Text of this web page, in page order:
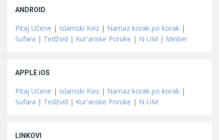
ANDROID
Pitaj Učene | Islamski Kviz | Namaz korak po korak |
Sufara | Tedžvid | Kur'anske Poruke | N-UM | Minber
APPLE iOS
Pitaj Učene | Islamski Kviz | Namaz korak po korak |
Sufara | Tedžvid | Kur'anske Poruke | N-UM
LINKOVI